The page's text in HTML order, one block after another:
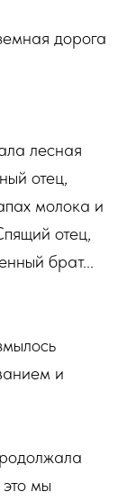
дорога
лесная
отец,
молока и
отец,
брат...
и
мы